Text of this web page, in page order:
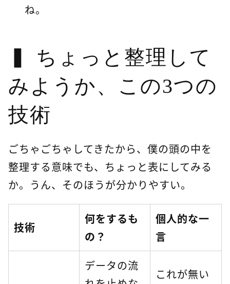
ね。
ちょっと整理して
みようか、この3つの
技術
ごちゃごちゃしてきたから、僕の頭の中を
整理する意味でも、ちょっと表にしてみる
か。うん、そのほうが分かりやすい。
技術
何をするも
の？
個人的な一
言
データの流
これが無い